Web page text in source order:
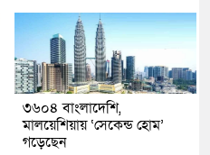
৩৬০৪ বাংলাদেশি,
মালয়েশিয়ায় ‘সেকেন্ড হোম’
গড়েছেন